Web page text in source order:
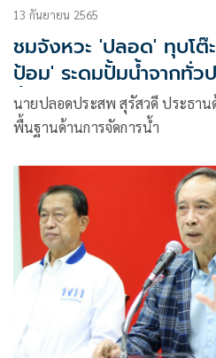
13 กันยายน 2565
ชมจังหวะ 'ปลอด' ทุบโ
ป้อม' ระดมปั้มน้ำจากทั่ว
นี้!
นายปลอดประสพ สุรัสวดี ประธานด้านนโยบายปฏิรูปโครงสร้าง
พื้นฐานด้านการจัดการน้ำ